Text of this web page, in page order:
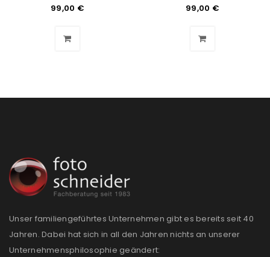
Benutzername oder E-Mail-Adresse
PASSWORT VERGESSEN?
REGISTRIEREN
E-Mail-Adresse*
99,00 € 99,00 €
Unser familiengeführtes Unternehmen gibt es bereits seit 40
Jahren. Dabei hat sich in all den Jahren nichts an unserer
Unternehmensphilosophie geändert: